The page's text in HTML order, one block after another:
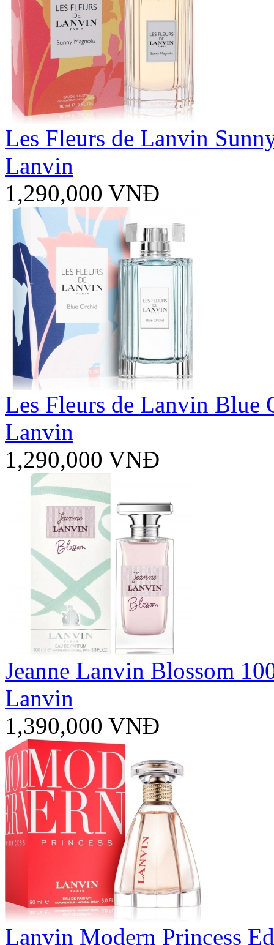
Les Fleurs de Lanvin
Lanvin
1,290,000 VNĐ
Les Fleurs de Lanvin Blue
Lanvin
1,290,000 VNĐ
Jeanne Lanvin Blossom
Lanvin
1,390,000 VNĐ
Lanvin Modern Princess